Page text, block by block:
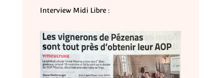
Interview Midi Libre :